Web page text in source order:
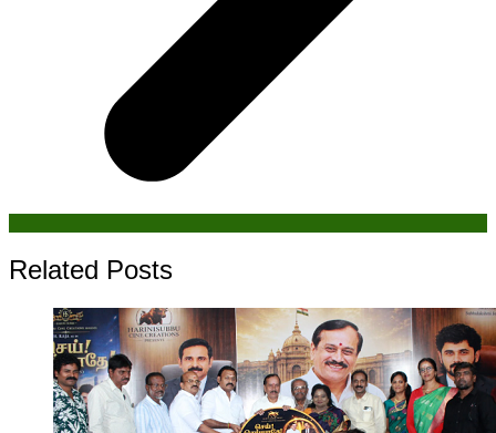
Related Posts